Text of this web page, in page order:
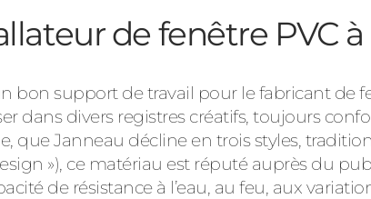
de fenêtre PVC
bon support de travail pour le fabricant de
dans divers registres créatifs, toujours
que Janneau décline en trois styles,
»), ce matériau est réputé auprès du
de résistance à l’eau, au feu, aux